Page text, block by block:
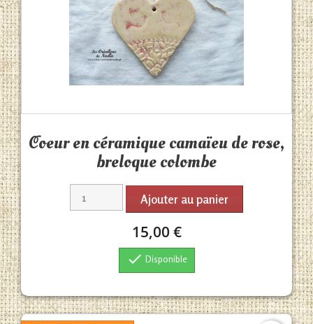
Coeur en céramique camaïeu de rose,
breloque colombe
Ajouter au panier
15,00 €
 Disponible